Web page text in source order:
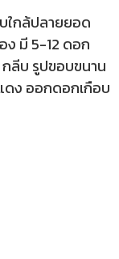
ใกล้ปลายยอด
ง มี 5-12 ดอก
ลีบ รูปขอบขนาน
ดง ออกดอกเกือบ